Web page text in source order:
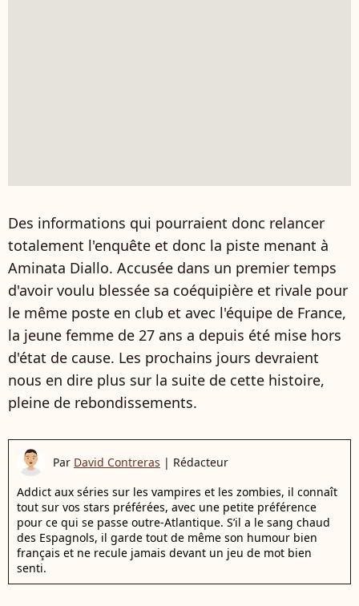
Des informations qui pourraient donc relancer
totalement l'enquête et donc la piste menant à
Aminata Diallo. Accusée dans un premier temps
d'avoir voulu blessée sa coéquipière et rivale pour
le même poste en club et avec l'équipe de France,
la jeune femme de 27 ans a depuis été mise hors
d'état de cause. Les prochains jours devraient
nous en dire plus sur la suite de cette histoire,
pleine de rebondissements.
Par David Contreras | Rédacteur
Addict aux séries sur les vampires et les zombies, il connaît
tout sur vos stars préférées, avec une petite préférence
pour ce qui se passe outre-Atlantique. S’il a le sang chaud
des Espagnols, il garde tout de même son humour bien
français et ne recule jamais devant un jeu de mot bien
senti.